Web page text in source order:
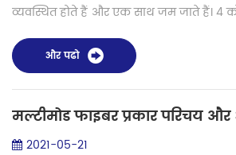
व्यवस्थित होते हैं और एक साथ जम जाते हैं। 4
केबल आवेद...
और पढो
मल्टीमोड फाइबर प्रकार परिचय और
2021-05-21